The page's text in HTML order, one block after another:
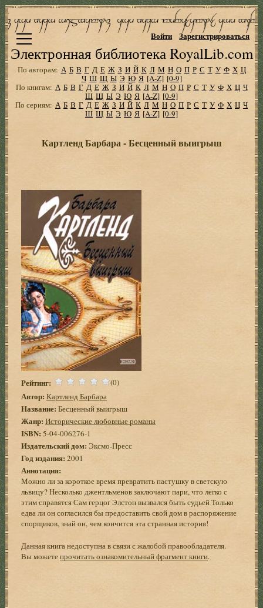
Электронная библиотека RoyalLib.com
Войти Зарегистрироваться
По авторам: А Б В Г Д Е Ж З И Й К Л М Н О П Р С Т У Ф Х Ц
Ч Ш Щ Ы Э Ю Я [A-Z] [0-9]
По книгам: А Б В Г Д Е Ж З И Й К Л М Н О П Р С Т У Ф Х Ц Ч
Ш Щ Ы Э Ю Я [A-Z] [0-9]
По сериям: А Б В Г Д Е Ж З И Й К Л М Н О П Р С Т У Ф Х Ц Ч
Ш Щ Ы Э Ю Я [A-Z] [0-9]
Картленд Барбара - Бесценный выигрыш
Рейтинг: (0)
Автор: Картленд Барбара
Название: Бесценный выигрыш
Жанр: Исторические любовные романы
ISBN: 5-04-006276-1
Издательский дом: Эксмо-Пресс
Год издания: 2001
Аннотация:
Можно ли за короткое время превратить пастушку в светскую
львицу? Несколько джентльменов заключают пари, что легко с
этим справятся Сам герцог Элстон вызвался быть судьей Только
едва ли он согласился бы предоставить свой дом в распоряжение
спорщиков, знай он, чем кончится эта странная история!
Данная книга недоступна в связи с жалобой правообладателя.
Вы можетепрочитать ознакомительный фрагмент книги.